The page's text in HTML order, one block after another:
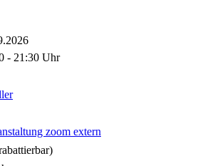
- 21:30 Uhr
zoom extern